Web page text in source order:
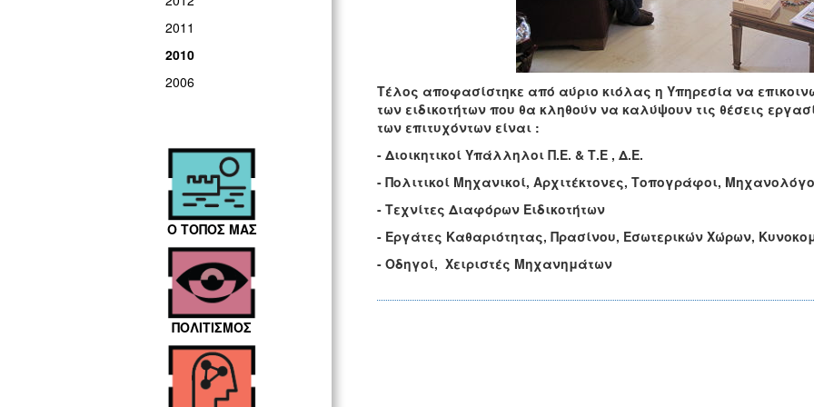
2011
2010
2006
Ο ΤΟΠΟΣ ΜΑΣ
ΠΟΛΙΤΙΣΜΟΣ
Τέλος αποφασίστηκε από αύριο κιόλας η Υπηρεσία να
των ειδικοτήτων που θα κληθούν να καλύψουν τις θέσεις
των επιτυχόντων είναι :
- Διοικητικοί Υπάλληλοι Π.Ε. & Τ.Ε , Δ.Ε.
- Πολιτικοί Μηχανικοί, Αρχιτέκτονες, Τοπογράφοι,
- Τεχνίτες Διαφόρων Ειδικοτήτων
- Εργάτες Καθαριότητας, Πρασίνου, Εσωτερικών Χώρων,
- Οδηγοί, Χειριστές Μηχανημάτων